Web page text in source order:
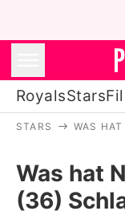
RoyalsStars
STARS WAS
Was hat
(36)